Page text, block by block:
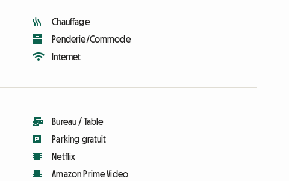
Chauffage
Penderie/Commode
Internet
Bureau / Table
Parking gratuit
Netflix
Amazon Prime Video